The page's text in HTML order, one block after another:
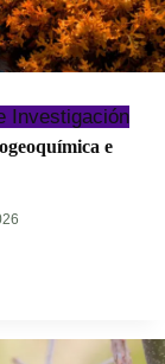
Investigación
e